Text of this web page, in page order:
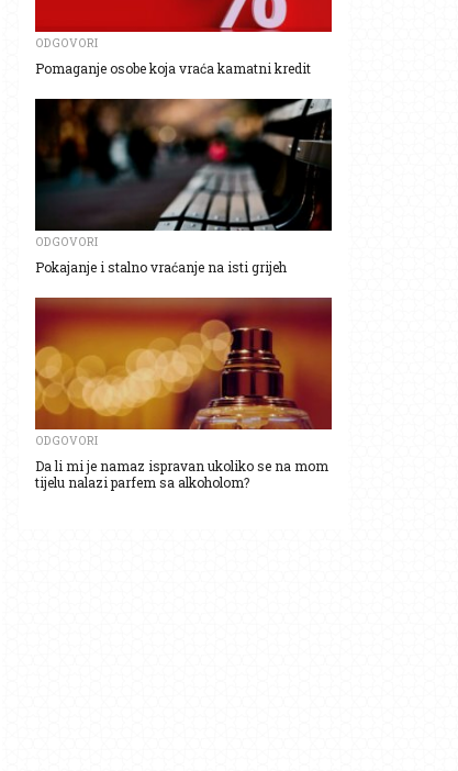
ODGOVORI
Pomaganje osobe koja vraća kamatni kredit
ODGOVORI
Pokajanje i stalno vraćanje na isti grijeh
ODGOVORI
Da li mi je namaz ispravan ukoliko se na mom
tijelu nalazi parfem sa alkoholom?